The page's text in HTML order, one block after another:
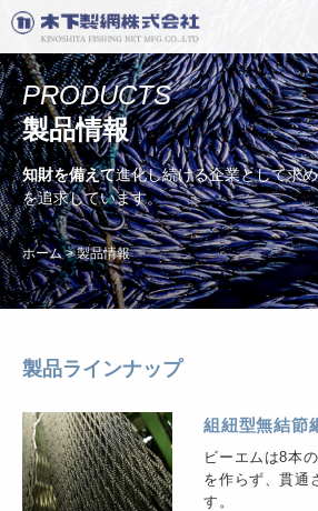
PRODUCTS
製品情報
知財を備えて進化し続ける企業として求
を追求しています。
ホーム>製品情報
製品ラインナップ
組紐型無結節
ビーエムは8本
を作らず、貫通
す。